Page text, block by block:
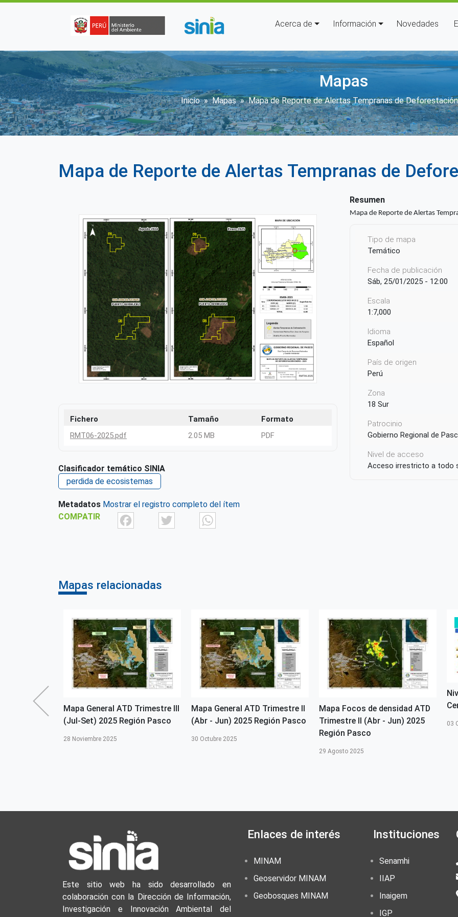
Navegación principal
Acerca de Información Novedades
Mapas
Sobrescribir enlaces de ayuda a la
Inicio Mapas Mapa de Reporte de Alertas Tempranas de
Mapa de Reporte de Alertas Tempranas de
Fichero Tamaño
Formato
RMT06-2025.pdf
2.05 MB PDF
Clasificador temático SINIA
perdida de ecosistemas
Metadatos Mostrar el registro completo del ítem
COMPATIR
FacebookTwitter
Resumen
Mapa de Reporte de Alertas
Tipo de mapa
Temático
Fecha de publicación
Sáb, 25/01/2025 - 12:00
Escala
1:7,000
Idioma
Español
País de origen
Perú
Zona
18 Sur
Patrocinio
Gobierno Regional de
Nivel de acceso
Acceso irrestricto a todo
Mapas relacionadas
ATD
Mapa General ATD Trimestre III
(Jul-Set) 2025 Región Pasco
28 Noviembre 2025
Mapa General ATD Trimestre II
(Abr - Jun) 2025 Región Pasco
30 Octubre 2025
Mapa Focos de densidad ATD
Trimestre II (Abr - Jun) 2025
Región Pasco
29 Agosto 2025
03
Este sitio web ha sido desarrollado en
colaboración con la Dirección de Información,
Investigación e Innovación Ambiental del
Enlaces de interés
MINAM
Geoservidor MINAM
Geobosques MINAM
Instituciones
Senamhi
IIAP
Inaigem
IGP